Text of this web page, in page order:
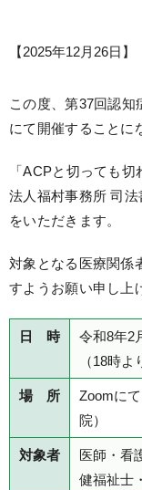
【2025年12月26日 】
この度、第37回認知
にて開催することに
「ACPと切っても
法人福村事務所 司
をいただきます。
対象となる医療関係
すようお願い申し上
日 時
令和8年2
（18時よ
場 所
Zoomに
院）
対象者
医師・看
健福祉士